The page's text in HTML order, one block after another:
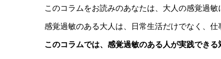
このコラムをお読みのあなたは、大人の感覚過
感覚過敏のある大人は、日常生活だけでなく、
このコラムでは、感覚過敏のある人が実践でき